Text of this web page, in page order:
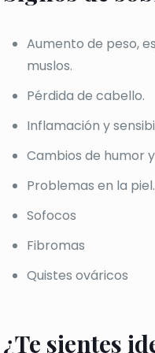
Aumento de peso,
muslos.
Pérdida de cabello.
Inflamación y
Cambios de humor
Problemas en la piel.
Sofocos
Fibromas
Quistes ováricos
¿Te sientes